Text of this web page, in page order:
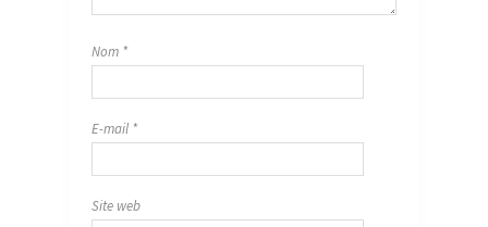
Nom *
E-mail *
Site web